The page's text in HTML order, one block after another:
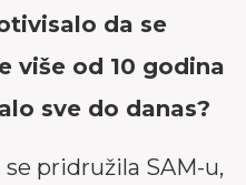
da se
više od 10 godina
sve do danas?
pridružila SAM-u,